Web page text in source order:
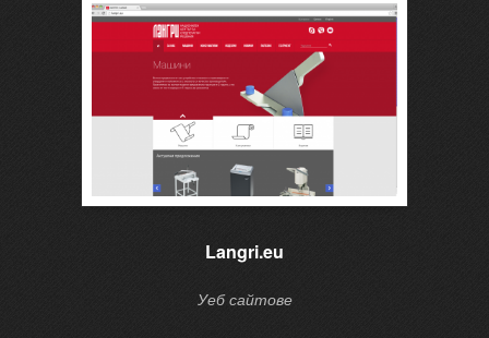
Langri.eu
Уеб сайтове